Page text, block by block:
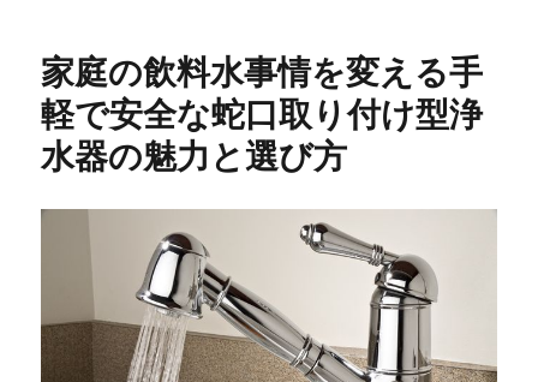
ー
家庭の飲料水事情を変える手
軽で安全な蛇口取り付け型浄
水器の魅力と選び方